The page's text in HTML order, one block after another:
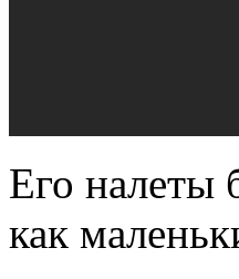
Его налеты
как